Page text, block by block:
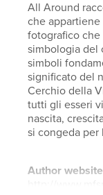
All Around
che
fotografico
simbologia del
simboli
significato del
Cerchio della
tutti gli esseri
nascita,
si congeda per
Author website